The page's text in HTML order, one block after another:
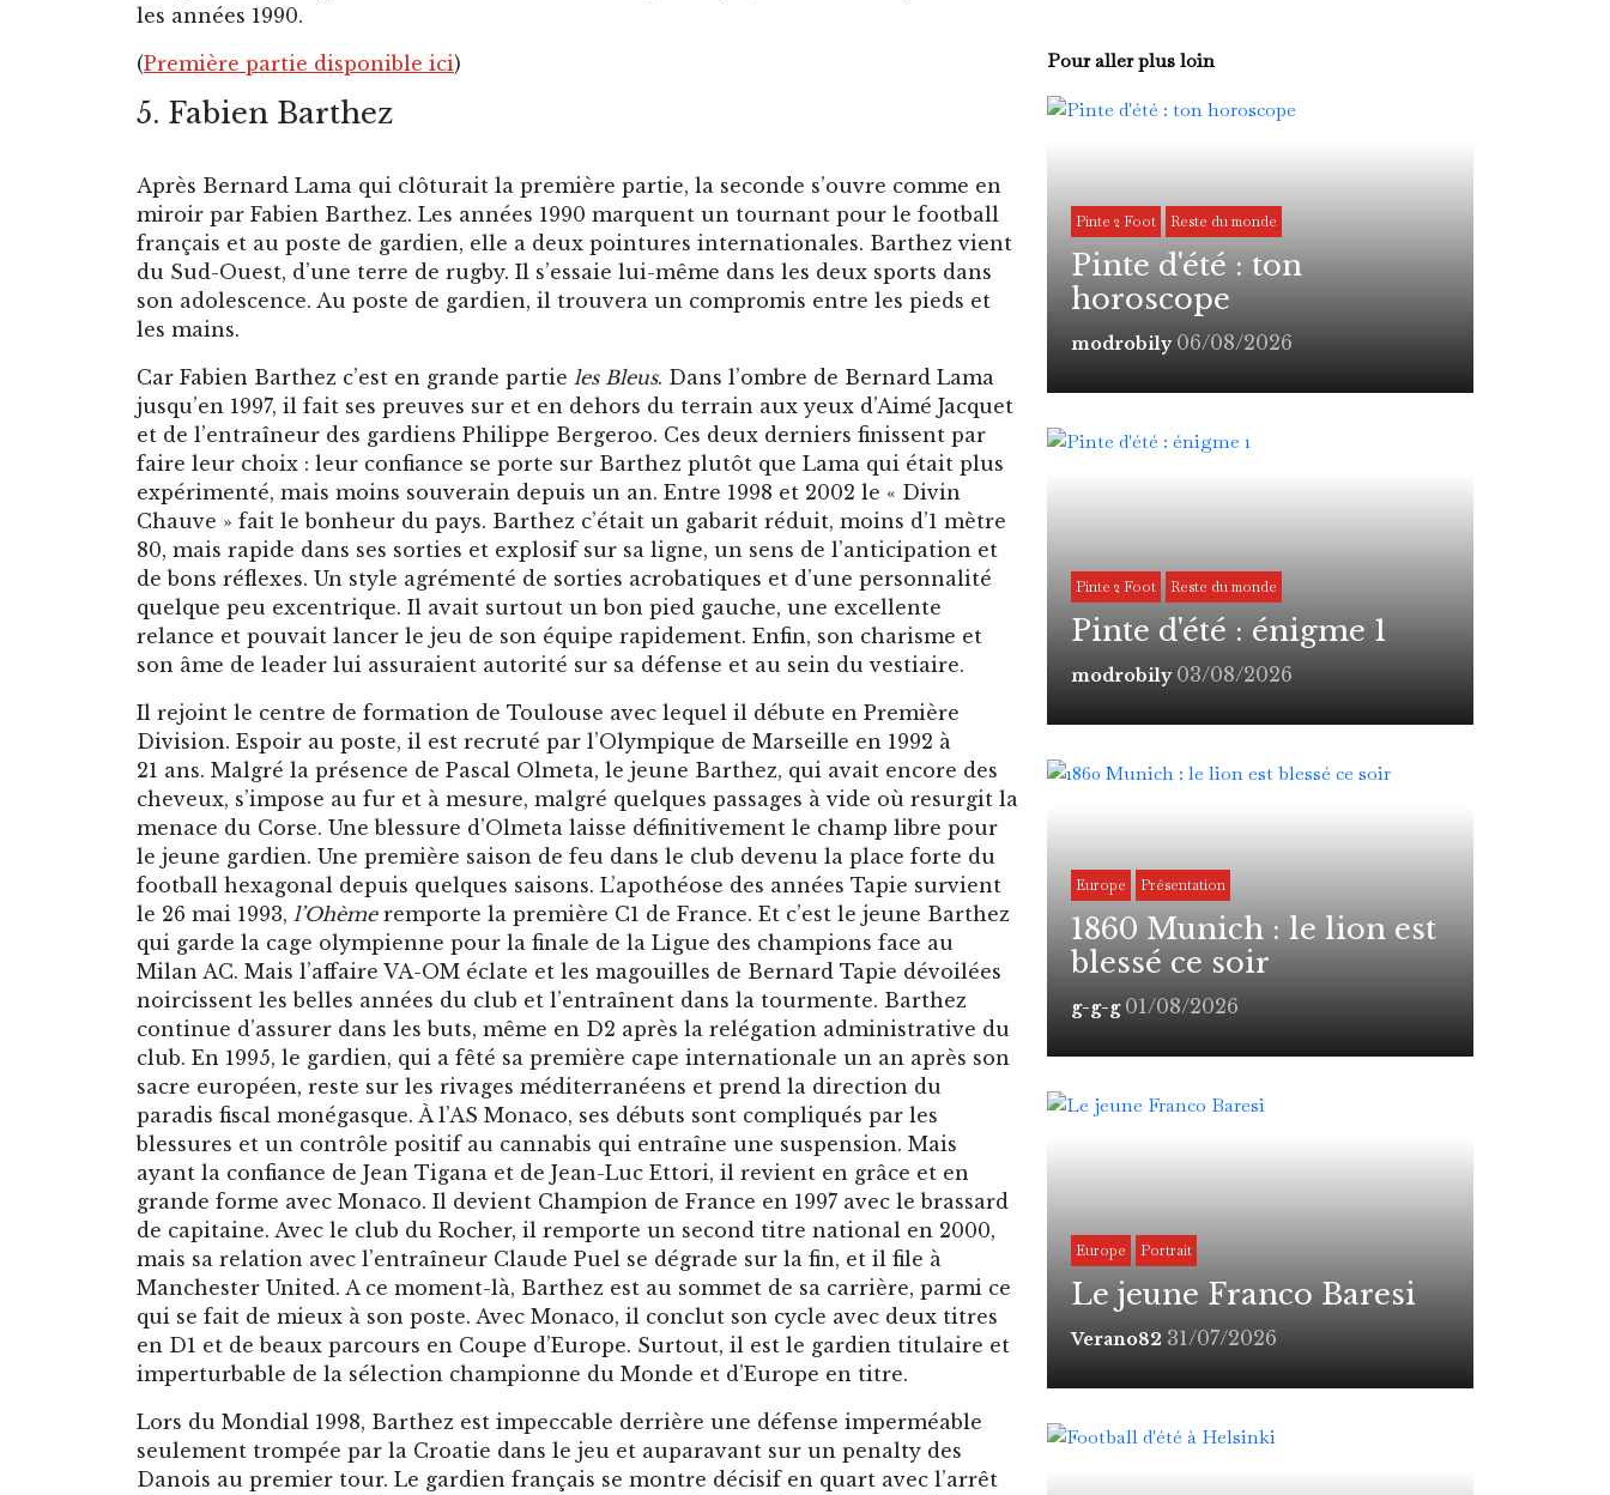
les années 1990.
(Première partie disponible ici)
5. Fabien Barthez
Après Bernard Lama qui clôturait la première partie, la seconde s’ouvre comme en
miroir par Fabien Barthez. Les années 1990 marquent un tournant pour le football
français et au poste de gardien, elle a deux pointures internationales. Barthez vient
du Sud-Ouest, d’une terre de rugby. Il s’essaie lui-même dans les deux sports dans
son adolescence. Au poste de gardien, il trouvera un compromis entre les pieds et
les mains.
Car Fabien Barthez c’est en grande partie les Bleus. Dans l’ombre de Bernard Lama
jusqu’en 1997, il fait ses preuves sur et en dehors du terrain aux yeux d’Aimé Jacquet
et de l’entraîneur des gardiens Philippe Bergeroo. Ces deux derniers finissent par
faire leur choix : leur confiance se porte sur Barthez plutôt que Lama qui était plus
expérimenté, mais moins souverain depuis un an. Entre 1998 et 2002 le « Divin
Chauve » fait le bonheur du pays. Barthez c’était un gabarit réduit, moins d’1 mètre
80, mais rapide dans ses sorties et explosif sur sa ligne, un sens de l’anticipation et
de bons réflexes. Un style agrémenté de sorties acrobatiques et d’une personnalité
quelque peu excentrique. Il avait surtout un bon pied gauche, une excellente
relance et pouvait lancer le jeu de son équipe rapidement. Enfin, son charisme et
son âme de leader lui assuraient autorité sur sa défense et au sein du vestiaire.
Il rejoint le centre de formation de Toulouse avec lequel il débute en Première
Division. Espoir au poste, il est recruté par l’Olympique de Marseille en 1992 à
21 ans. Malgré la présence de Pascal Olmeta, le jeune Barthez, qui avait encore des
cheveux, s’impose au fur et à mesure, malgré quelques passages à vide où resurgit la
menace du Corse. Une blessure d’Olmeta laisse définitivement le champ libre pour
le jeune gardien. Une première saison de feu dans le club devenu la place forte du
football hexagonal depuis quelques saisons. L’apothéose des années Tapie survient
le 26 mai 1993, l’Ohème remporte la première C1 de France. Et c’est le jeune Barthez
qui garde la cage olympienne pour la finale de la Ligue des champions face au
Milan AC. Mais l’affaire VA-OM éclate et les magouilles de Bernard Tapie dévoilées
noircissent les belles années du club et l’entraînent dans la tourmente. Barthez
continue d’assurer dans les buts, même en D2 après la relégation administrative du
club. En 1995, le gardien, qui a fêté sa première cape internationale un an après son
sacre européen, reste sur les rivages méditerranéens et prend la direction du
paradis fiscal monégasque. À l’AS Monaco, ses débuts sont compliqués par les
blessures et un contrôle positif au cannabis qui entraîne une suspension. Mais
ayant la confiance de Jean Tigana et de Jean-Luc Ettori, il revient en grâce et en
grande forme avec Monaco. Il devient Champion de France en 1997 avec le brassard
de capitaine. Avec le club du Rocher, il remporte un second titre national en 2000,
mais sa relation avec l’entraîneur Claude Puel se dégrade sur la fin, et il file à
Manchester United. A ce moment-là, Barthez est au sommet de sa carrière, parmi ce
qui se fait de mieux à son poste. Avec Monaco, il conclut son cycle avec deux titres
en D1 et de beaux parcours en Coupe d’Europe. Surtout, il est le gardien titulaire et
imperturbable de la sélection championne du Monde et d’Europe en titre.
Lors du Mondial 1998, Barthez est impeccable derrière une défense imperméable
seulement trompée par la Croatie dans le jeu et auparavant sur un penalty des
Danois au premier tour. Le gardien français se montre décisif en quart avec l’arrêt
Pour aller plus loin
Pinte 2 Foot Reste du monde
Pinte d'été : ton
horoscope
modrobily 06/08/2026
Pinte 2 Foot Reste du monde
Pinte d'été : énigme 1
modrobily 03/08/2026
Europe Présentation
1860 Munich : le lion est
blessé ce soir
g-g-g 01/08/2026
Europe Portrait
Le jeune Franco Baresi
Verano82 31/07/2026